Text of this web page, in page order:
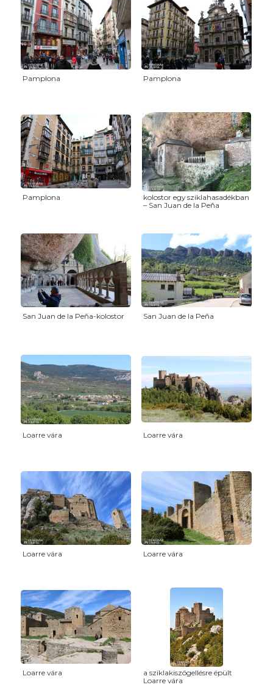
Pamplona Pamplona
Pamplona
kolostor egy sziklahasadékban
– San Juan de la Peña
San Juan de la Peña-kolostor San Juan de la Peña
Loarre vára Loarre vára
Loarre vára Loarre vára
Loarre vára
a sziklakiszögellésre épült
Loarre vára